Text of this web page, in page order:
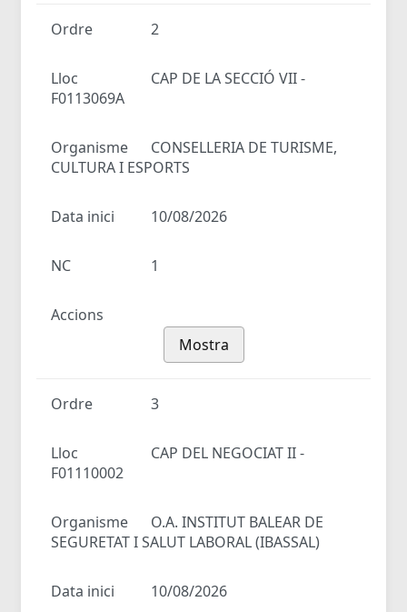
Ordre 2
Lloc
CAP DE LA SECCIÓ VII -
F0113069A
Organisme
CONSELLERIA DE TURISME,
CULTURA I ESPORTS
Data inici 10/08/2026
NC 1
Accions
Mostra
Ordre 3
Lloc
CAP DEL NEGOCIAT II -
F01110002
Organisme
O.A. INSTITUT BALEAR DE
SEGURETAT I SALUT LABORAL (IBASSAL)
Data inici 10/08/2026